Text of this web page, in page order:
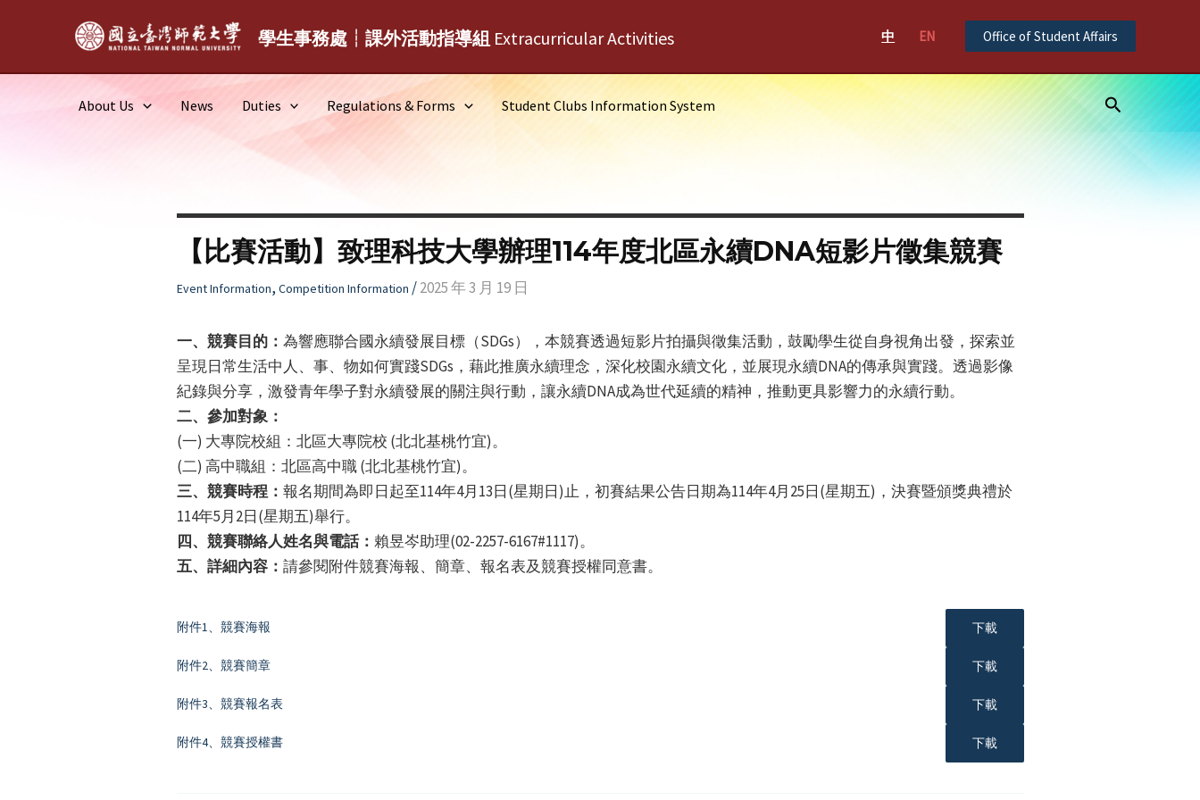
學生事務處┆課外活動指導組 Extracurricular Activities 中 EN Office of Student Affairs
About Us News Duties Regulations & Forms Student Clubs Information System Search
【比賽活動】致理科技大學辦理114年度北區永續DNA短影片徵集競賽
Event Information, Competition Information /2025 年 3 月 19 日
一、競賽目的： 為響應聯合國永續發展目標（SDGs），本競賽透過短影片拍攝與徵集活動，鼓勵學生從自身視角出發，探索並
呈現日常生活中人、事、物如何實踐SDGs，藉此推廣永續理念，深化校園永續文化，並展現永續DNA的傳承與實踐。透過影像
紀錄與分享，激發青年學子對永續發展的關注與行動，讓永續DNA成為世代延續的精神，推動更具影響力的永續行動。
二、參加對象：
(一) 大專院校組：北區大專院校 (北北基桃竹宜)。
(二) 高中職組：北區高中職 (北北基桃竹宜)。
三、競賽時程： 報名期間為即日起至114年4月13日(星期日)止，初賽結果公告日期為114年4月25日(星期五)，決賽暨頒獎典禮於
114年5月2日(星期五)舉行。
四、競賽聯絡人姓名與電話： 賴昱岑助理(02-2257-6167#1117)。
五、詳細內容： 請參閱附件競賽海報、簡章、報名表及競賽授權同意書。
附件1、競賽海報 下載
附件2、競賽簡章 下載
附件3、競賽報名表 下載
附件4、競賽授權書 下載